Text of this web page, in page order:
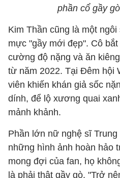
phần cổ gầy
Kim Thần cũng là một
mực "gầy mới đẹp". Cô
cường độ nặng và ăn
từ năm 2022. Tại Đêm hội
viên khiến khán giả sốc
dính, để lộ xương quai
mảnh khảnh.
Phần lớn nữ nghệ sĩ
những hình ảnh hoàn hảo
mong đợi của fan, họ
là phải thật gầy gò. "Trở